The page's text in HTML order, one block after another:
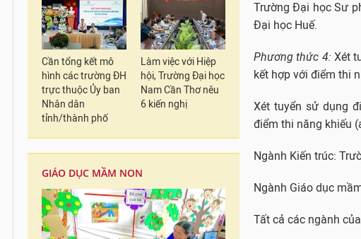
Cần tổng kết mô
hình các trường ĐH
trực thuộc Ủy ban
Nhân dân
tỉnh/thành phố
Làm việc với Hiệp
hội, Trường Đại học
Nam Cần Thơ nêu
6 kiến nghị
GIÁO DỤC MẦM NON
Trường Đại học Sư
Đại học Huế.
Phương thức 4:Xét
kết hợp với điểm thi
Xét tuyển sử dụng
điểm thi năng khiếu
Ngành Kiến trúc:
Ngành Giáo dục
Tất cả các ngành